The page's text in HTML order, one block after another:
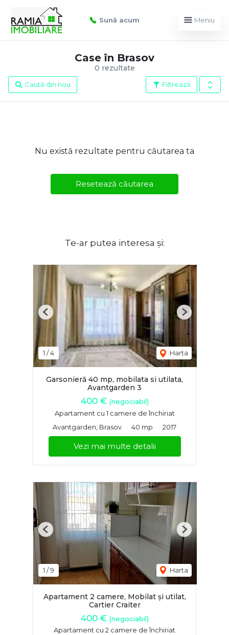
Sună acum Meniu
0 rezultate
Case în Brasov
Filtrează
Caută din nou
Nu există rezultate pentru căutarea ta
Resetează căutarea
Te-ar putea interesa și:
1 /4 Harta
Previous Next
Garsonieră 40 mp, mobilata si utilata,
Avantgarden 3
400 € (negociabil)
Apartament cu 1 camere de închiriat
Avantgarden, Brasov
40 mp 2017
Vezi mai multe detalii
1 /9 Harta
Previous Next
Apartament 2 camere, Mobilat și utilat,
Cartier Craiter
400 € (negociabil)
Apartament cu 2 camere de închiriat